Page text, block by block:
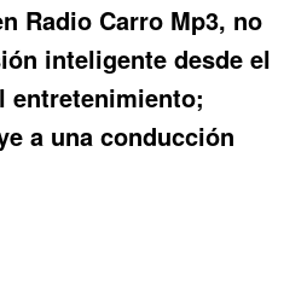
Radio Carro Mp3, no
inteligente desde el
entretenimiento;
a una conducción